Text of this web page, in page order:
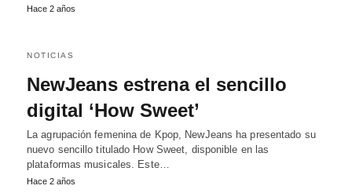
Hace 2 años
NOTICIAS
NewJeans estrena el sencillo
digital ‘How Sweet’
La agrupación femenina de Kpop, NewJeans ha presentado su
nuevo sencillo titulado How Sweet, disponible en las
plataformas musicales. Este…
Hace 2 años